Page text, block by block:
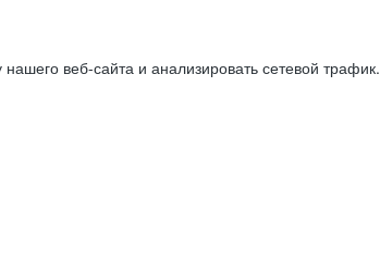
веб-сайта и анализировать сетевой трафик.